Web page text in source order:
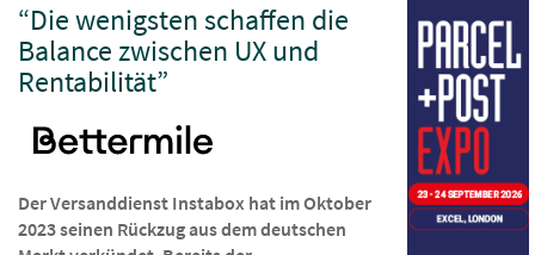
“Die wenigsten schaffen die
Balance zwischen UX und
Rentabilität”
Der Versanddienst Instabox hat im Oktober
2023 seinen Rückzug aus dem deutschen